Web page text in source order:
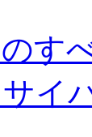
す
イ